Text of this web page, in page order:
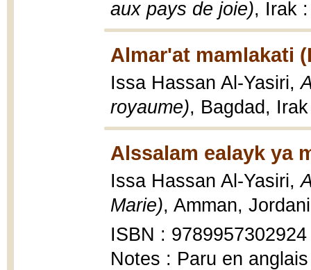
aux pays de joie), Irak
Almar'at mamlakati
Issa Hassan Al-Yasiri,
royaume), Bagdad,
Alssalam ealayk ya
Issa Hassan Al-Yasiri,
Marie), Amman,
ISBN : 9789957302924
Notes : Paru en anglais